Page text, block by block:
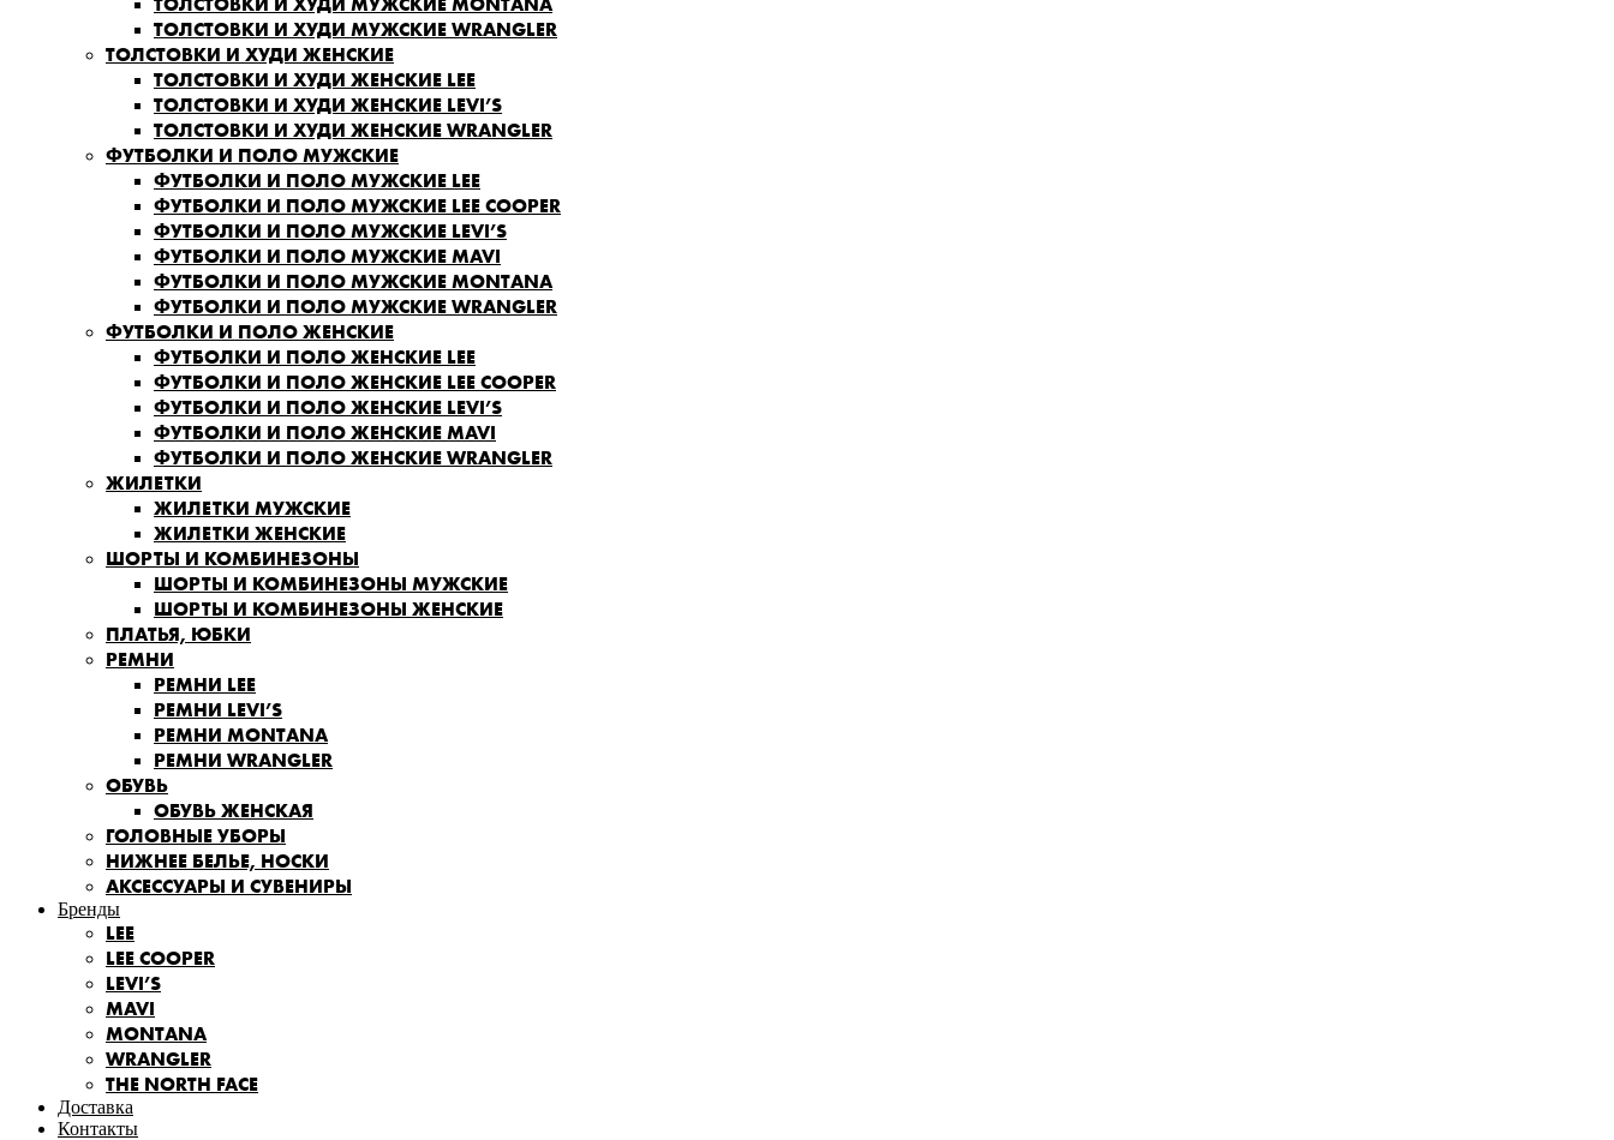
ТОЛСТОВКИ И ХУДИ МУЖСКИЕ WRANGLER
ТОЛСТОВКИ И ХУДИ ЖЕНСКИЕ
ТОЛСТОВКИ И ХУДИ ЖЕНСКИЕ LEE
ТОЛСТОВКИ И ХУДИ ЖЕНСКИЕ LEVI’S
ТОЛСТОВКИ И ХУДИ ЖЕНСКИЕ WRANGLER
ФУТБОЛКИ И ПОЛО МУЖСКИЕ
ФУТБОЛКИ И ПОЛО МУЖСКИЕ LEE
ФУТБОЛКИ И ПОЛО МУЖСКИЕ LEE COOPER
ФУТБОЛКИ И ПОЛО МУЖСКИЕ LEVI’S
ФУТБОЛКИ И ПОЛО МУЖСКИЕ MAVI
ФУТБОЛКИ И ПОЛО МУЖСКИЕ MONTANA
ФУТБОЛКИ И ПОЛО МУЖСКИЕ WRANGLER
ФУТБОЛКИ И ПОЛО ЖЕНСКИЕ
ФУТБОЛКИ И ПОЛО ЖЕНСКИЕ LEE
ФУТБОЛКИ И ПОЛО ЖЕНСКИЕ LEE COOPER
ФУТБОЛКИ И ПОЛО ЖЕНСКИЕ LEVI’S
ФУТБОЛКИ И ПОЛО ЖЕНСКИЕ MAVI
ФУТБОЛКИ И ПОЛО ЖЕНСКИЕ WRANGLER
ЖИЛЕТКИ
ЖИЛЕТКИ МУЖСКИЕ
ЖИЛЕТКИ ЖЕНСКИЕ
ШОРТЫ И КОМБИНЕЗОНЫ
ШОРТЫ И КОМБИНЕЗОНЫ МУЖСКИЕ
ШОРТЫ И КОМБИНЕЗОНЫ ЖЕНСКИЕ
ПЛАТЬЯ, ЮБКИ
РЕМНИ
РЕМНИ LEE
РЕМНИ LEVI’S
РЕМНИ MONTANA
РЕМНИ WRANGLER
ОБУВЬ
ОБУВЬ ЖЕНСКАЯ
ГОЛОВНЫЕ УБОРЫ
НИЖНЕЕ БЕЛЬЕ, НОСКИ
АКСЕССУАРЫ И СУВЕНИРЫ
Бренды
LEE
LEE COOPER
LEVI’S
MAVI
MONTANA
WRANGLER
THE NORTH FACE
Доставка
Контакты